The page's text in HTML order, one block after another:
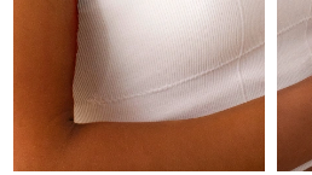
FAQ™產品
All anti-aging
FAQ™產品
All LED treatments
FAQ™
All toning
PEACH™ 2
IPL hair removal
PEACH™ 2 go
LUNA™ 4
Massaging body
痘肌護理
ESPADA™ 2
Recurring acne
BEAR™ 2
Microcurrent line
毛孔護理
直布羅陀
中國香港特別行政區